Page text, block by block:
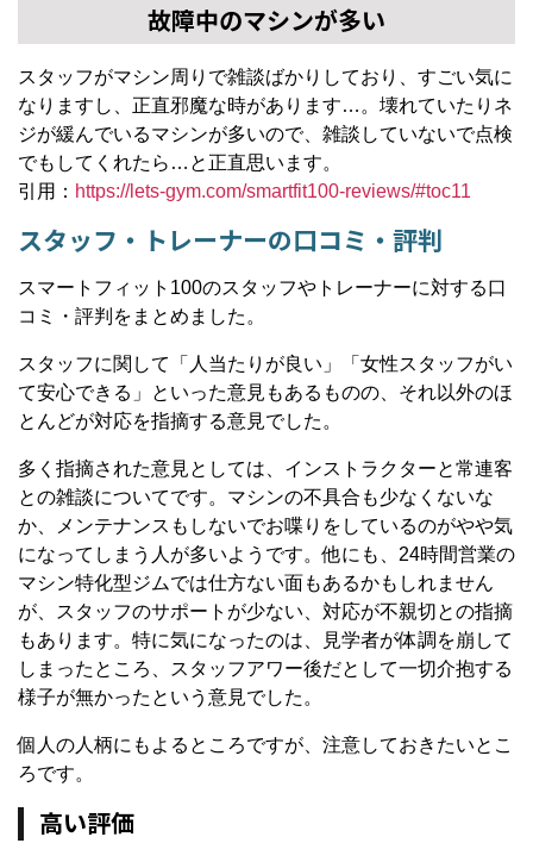
故障中のマシンが多い
スタッフがマシン周りで雑談ばかりしており、すごい気に
なりますし、正直邪魔な時があります…。壊れていたりネ
ジが緩んでいるマシンが多いので、雑談していないで点検
でもしてくれたら…と正直思います。
引用： https://lets-gym.com/smartfit100-reviews/#toc11
スタッフ・トレーナーの口コミ・評判
スマートフィット100のスタッフやトレーナーに対する口
コミ・評判をまとめました。
スタッフに関して「人当たりが良い」「女性スタッフがい
て安心できる」といった意見もあるものの、それ以外のほ
とんどが対応を指摘する意見でした。
多く指摘された意見としては、インストラクターと常連客
との雑談についてです。マシンの不具合も少なくないな
か、メンテナンスもしないでお喋りをしているのがやや気
になってしまう人が多いようです。他にも、24時間営業の
マシン特化型ジムでは仕方ない面もあるかもしれません
が、スタッフのサポートが少ない、対応が不親切との指摘
もあります。特に気になったのは、見学者が体調を崩して
しまったところ、スタッフアワー後だとして一切介抱する
様子が無かったという意見でした。
個人の人柄にもよるところですが、注意しておきたいとこ
ろです。
高い評価